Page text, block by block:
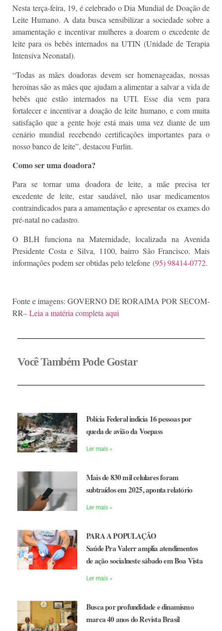
Nesta terça-feira, 19, é celebrado o Dia Mundial de Doação de
Leite Humano. A data busca sensibilizar a sociedade sobre a
amamentação e incentivar mulheres a doarem o excedente de
leite para os bebês internados na UTIN (Unidade de Terapia
Intensiva Neonatal).
“Todas as mães doadoras devem ser homenageadas, nossas
heroínas são as mães que ajudam a alimentar a salvar a vida de
bebês que estão internados na UTI. Esse dia vem para
fortalecer e incentivar a doação de leite humano, e com muita
satisfação que a gente hoje está mais uma vez diante de um
cenário mundial recebendo certificações importantes para o
nosso banco de leite”, destacou Furlin.
Como ser uma doadora?
Para se tornar uma doadora de leite, a mãe precisa ter
excedente de leite, estar saudável, não usar medicamentos
contraindicados para a amamentação e apresentar os exames do
pré-natal no cadastro.
O BLH funciona na Maternidade, localizada na Avenida
Presidente Costa e Silva, 1100, bairro São Francisco. Mais
informações podem ser obtidas pelo telefone (95) 98414-0772.
Fonte e imagens: GOVERNO DE RORAIMA POR SECOM-
RR– Leia a matéria completa aqui
Você Também Pode Gostar
Polícia Federal indicia 16 pessoas por
queda de avião da Voepass
Ler mais »
Mais de 830 mil celulares foram
subtraídos em 2025, aponta relatório
Ler mais »
PARA A POPULAÇÃO
Saúde Pra Valerr amplia atendimentos
de ação socialneste sábado em Boa Vista
Ler mais »
Busca por profundidade e dinamismo
marca 40 anos do Revista Brasil